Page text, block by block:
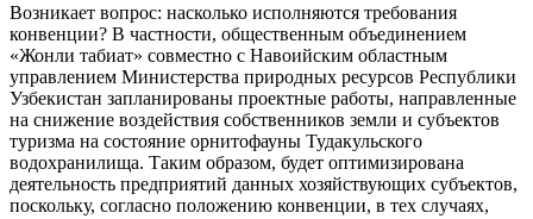
Возникает вопрос: насколько исполняются требования
конвенции? В частности, общественным объединением
«Жонли табиат» совместно с Навоийским областным
управлением Министерства природных ресурсов Республики
Узбекистан запланированы проектные работы, направленные
на снижение воздействия собственников земли и субъектов
туризма на состояние орнитофауны Тудакульского
водохранилища. Таким образом, будет оптимизирована
деятельность предприятий данных хозяйствующих субъектов,
поскольку, согласно положению конвенции, в тех случаях,